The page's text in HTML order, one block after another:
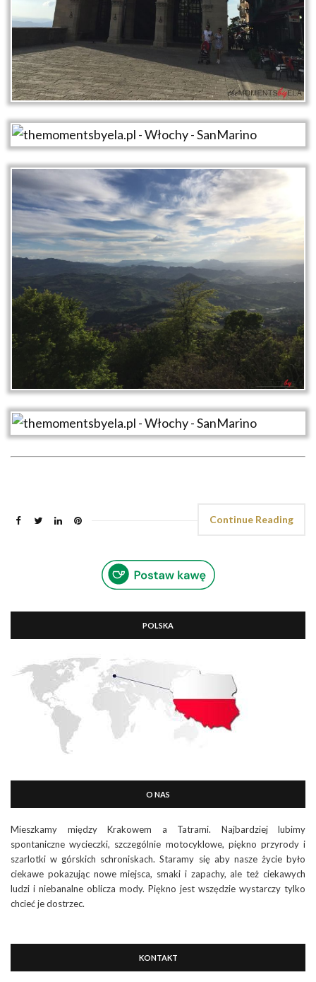
Continue Reading
POLSKA
O NAS
Mieszkamy między Krakowem a Tatrami. Najbardziej lubimy
spontaniczne wycieczki, szczególnie motocyklowe, piękno przyrody i
szarlotki w górskich schroniskach. Staramy się aby nasze życie było
ciekawe pokazując nowe miejsca, smaki i zapachy, ale też ciekawych
ludzi i niebanalne oblicza mody. Piękno jest wszędzie wystarczy tylko
chcieć je dostrzec.
KONTAKT